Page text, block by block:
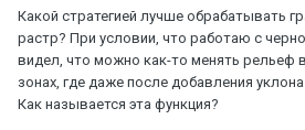
Какой стратегией лучше обрабатывать
растр? При условии, что работаю с
видел, что можно как-то менять рельеф
зонах, где даже после добавления
Как называется эта функция?